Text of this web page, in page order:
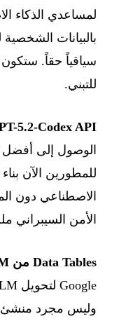
سياقياً حقاً.
للتبني.
5.2-Codex API
للمطورين الآن
الأمن السيبراني
Data Tables من NotebookLM
وليس مجرد منشئ